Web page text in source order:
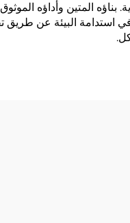
بناؤه المتين وأداؤه
استدامة البيئة عن طريق